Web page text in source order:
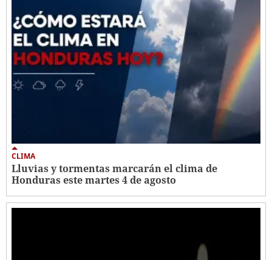
CLIMA
Lluvias y tormentas marcarán el clima de
Honduras este martes 4 de agosto